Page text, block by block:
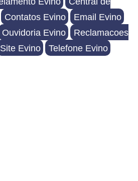
Contatos Evino
Email Evino
Ouvidoria Evino
Reclamacoes
Site Evino Telefone Evino